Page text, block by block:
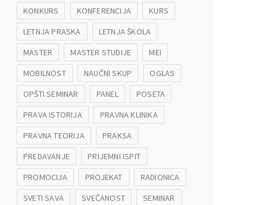
KONKURS
KONFERENCIJA
KURS
LETNJA PRASKA
LETNJA ŠKOLA
MASTER
MASTER STUDIJE
MEI
MOBILNOST
NAUČNI SKUP
OGLAS
OPŠTI SEMINAR
PANEL
POSETA
PRAVA ISTORIJA
PRAVNA KLINIKA
PRAVNA TEORIJA
PRAKSA
PREDAVANJE
PRIJEMNI ISPIT
PROMOCIJA
PROJEKAT
RADIONICA
SVETI SAVA
SVEČANOST SEMINAR